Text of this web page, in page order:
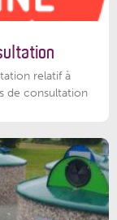
relatif à
de consultation